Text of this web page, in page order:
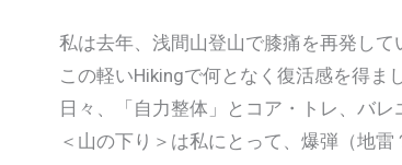
私は去年、浅間山登山で膝痛を再発して
この軽いHikingで何となく復活感を得ま
日々、「自力整体」とコア・トレ、バレ
＜山の下り＞は私にとって、爆弾（地雷